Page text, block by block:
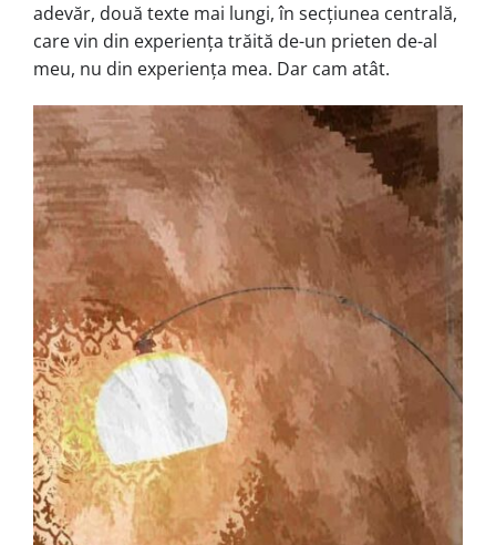
adevăr, două texte mai lungi, în secțiunea centrală,
care vin din experiența trăită de-un prieten de-al
meu, nu din experiența mea. Dar cam atât.